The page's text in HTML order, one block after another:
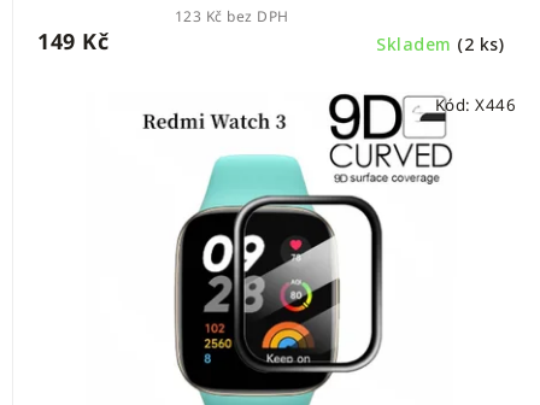
Skladem (2 ks)
123 Kč bez DPH
149 Kč
Kód: X446